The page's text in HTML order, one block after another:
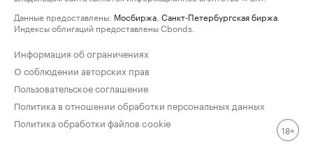
Данные предоставлены: Мосбиржа Санкт-Петербургская биржа
Индексы облигаций предоставлены Cbonds.
Информация об ограничениях
О соблюдении авторских прав
Пользовательское соглашение
Политика в отношении обработки персональных данных
Политика обработки файлов cookie
18+